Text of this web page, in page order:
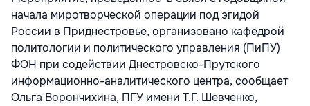
начала миротворческой операции под эгидой
России в Приднестровье, организовано кафедрой
политологии и политического управления (ПиПУ)
ФОН при содействии Днестровско-Прутского
информационно-аналитического центра, сообщает
Ольга Ворончихина, ПГУ имени Т.Г. Шевченко,